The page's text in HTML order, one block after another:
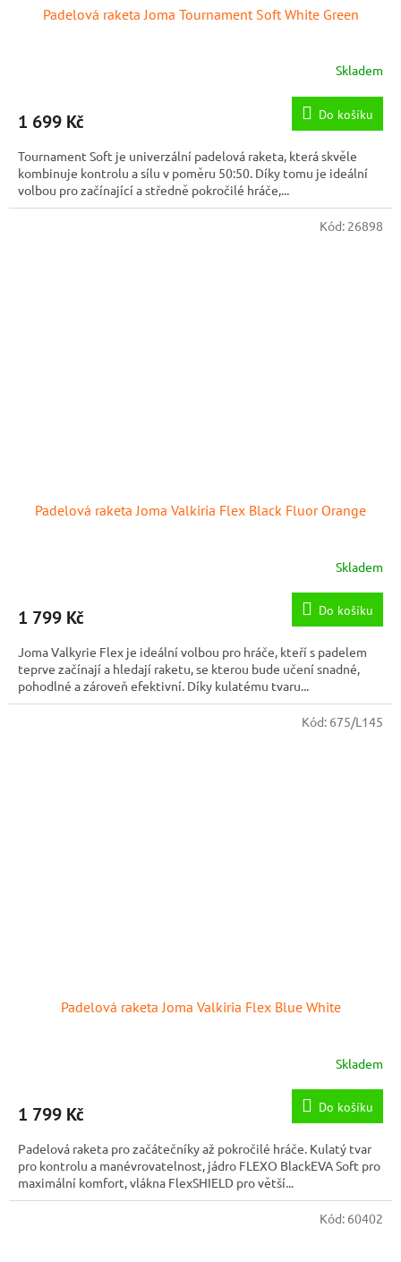
Padelová raketa Joma Tournament Soft White Green
Skladem
1 699 Kč Do košíku
Tournament Soft je univerzální padelová raketa, která skvěle
kombinuje kontrolu a sílu v poměru 50:50. Díky tomu je ideální
volbou pro začínající a středně pokročilé hráče,...
Padelová raketa Joma Valkiria Flex Black Fluor Orange
Skladem
1 799 Kč Do košíku
Joma Valkyrie Flex je ideální volbou pro hráče, kteří s padelem
teprve začínají a hledají raketu, se kterou bude učení snadné,
pohodlné a zároveň efektivní. Díky kulatému tvaru...
Kód: 26898
Padelová raketa Joma Valkiria Flex Blue White
Skladem
1 799 Kč Do košíku
Padelová raketa pro začátečníky až pokročilé hráče. Kulatý tvar
pro kontrolu a manévrovatelnost, jádro FLEXO BlackEVA Soft pro
maximální komfort, vlákna FlexSHIELD pro větší...
Kód: 675/L145
Kód: 60402